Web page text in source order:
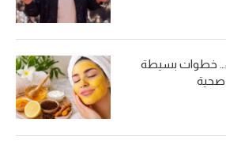
خطوات بسيطة
صحية